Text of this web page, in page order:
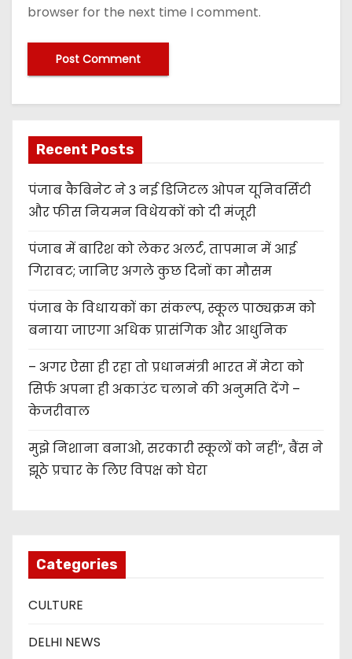
browser for the next time I comment.
Recent Posts
पंजाब कैबिनेट ने 3 नई डिजिटल ओपन यूनिवर्सिटी
और फीस नियमन विधेयकों को दी मंजूरी
पंजाब में बारिश को लेकर अलर्ट, तापमान में आई
गिरावट; जानिए अगले कुछ दिनों का मौसम
पंजाब के विधायकों का संकल्प, स्कूल पाठ्यक्रम को
बनाया जाएगा अधिक प्रासंगिक और आधुनिक
– अगर ऐसा ही रहा तो प्रधानमंत्री भारत में मेटा को
सिर्फ अपना ही अकाउंट चलाने की अनुमति देंगे –
केजरीवाल
मुझे निशाना बनाओ, सरकारी स्कूलों को नहीं”, बैंस ने
झूठे प्रचार के लिए विपक्ष को घेरा
Categories
CULTURE
DELHI NEWS